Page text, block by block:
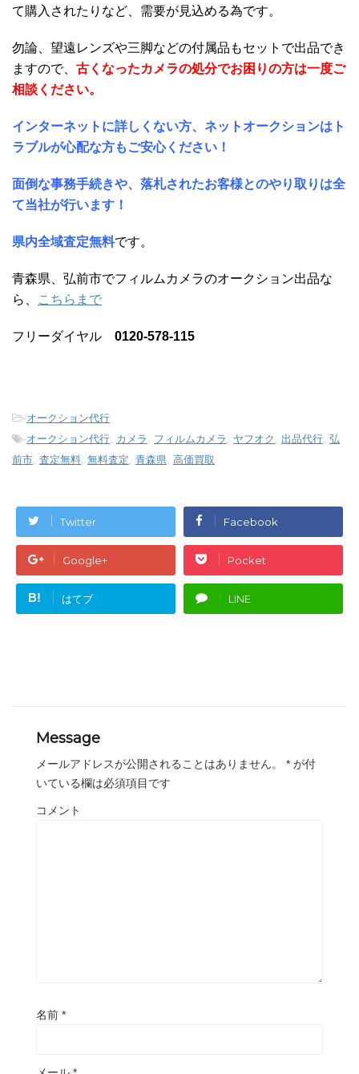
て購入されたりなど、需要が見込める為です。
勿論、望遠レンズや三脚などの付属品もセットで出品でき
ますので、 古くなったカメラの処分でお困りの方は一度ご
相談ください。
インターネットに詳しくない方、ネットオークションはト
ラブルが心配な方もご安心ください！
面倒な事務手続きや、落札されたお客様とのやり取りは全
て当社が行います！
県内全域査定無料です。
青森県、弘前市でフィルムカメラのオークション出品な
ら、
こちらまで
フリーダイヤル 0120-578-115
-オークション代行
-オークション代行, カメラ , フィルムカメラ , ヤフオク , 出品代行, 弘
前市, 査定無料, 無料査定, 青森県, 高価買取
Twitter Facebook
Google+ Pocket
B! はてブ LINE
Message
メールアドレスが公開されることはありません。 * が付
いている欄は必須項目です
コメント
名前 *